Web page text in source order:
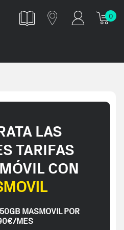
0
LAS
TARIFAS
CON
MASMOVIL POR
MES